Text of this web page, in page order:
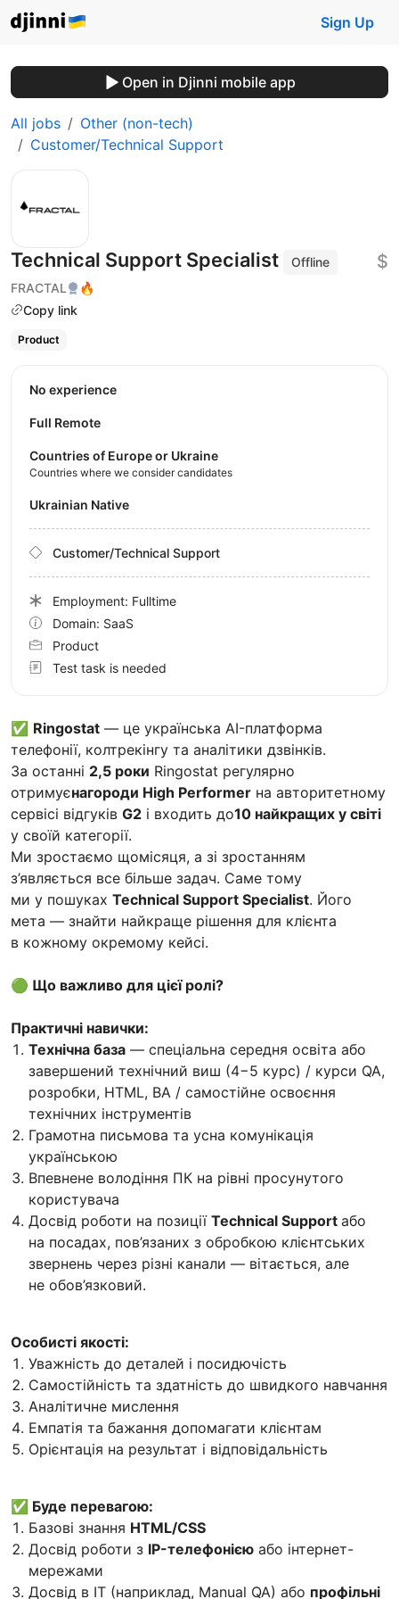
Sign Up
Open in Djinni mobile app
All jobs
Other (non-tech)
Customer/Technical Support
Technical Support Specialist
Offline
FRACTAL
🔥
Copy link
$
Product
✅ Ringostat — це українська AI-платформа
телефонії, колтрекінгу та аналітики дзвінків.
За останні 2,5 роки Ringostat регулярно
отримуєнагороди High Performer на авторитетному
сервісі відгуків G2 і входить до10 найкращих у світі
у своїй категорії.
Ми зростаємо щомісяця, а зі зростанням
з’являється все більше задач. Саме тому
ми у пошуках Technical Support Specialist. Його
мета — знайти найкраще рішення для клієнта
в кожному окремому кейсі.
🟢 Що важливо для цієї ролі?
Практичні навички:
Технічна база — спеціальна середня освіта або
завершений технічний виш (4−5 курс) / курси QA,
розробки, HTML, BA / самостійне освоєння
технічних інструментів
Грамотна письмова та усна комунікація
українською
Впевнене володіння ПК на рівні просунутого
користувача
Досвід роботи на позиції Technical Support або
на посадах, пов’язаних з обробкою клієнтських
звернень через різні канали — вітається, але
не обов’язковий.
Особисті якості:
Уважність до деталей і посидючість
Самостійність та здатність до швидкого навчання
Аналітичне мислення
Емпатія та бажання допомагати клієнтам
Орієнтація на результат і відповідальність
✅ Буде перевагою:
Базові знання HTML/CSS
Досвід роботи з IP-телефонією або інтернет-
мережами
Досвід в IT (наприклад, Manual QA) або профільні
No experience
Full Remote
Countries of Europe or Ukraine
Countries where we consider candidates
Ukrainian Native
Customer/Technical Support
Employment: Fulltime
Domain: SaaS
Product
Test task is needed